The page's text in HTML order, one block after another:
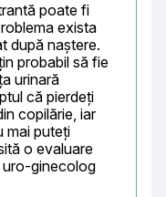
poate fi
exista
după naștere.
probabil să fie
urinară
că pierdeți
copilărie, iar
mai puteți
o evaluare
uro-ginecolog